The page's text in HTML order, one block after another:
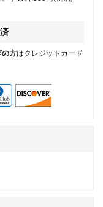
の方はクレジットカード